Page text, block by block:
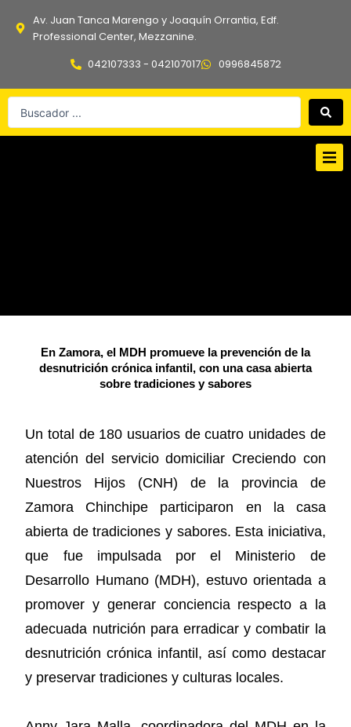
Av. Juan Tanca Marengo y Joaquín Orrantia, Edf.
Professional Center, Mezzanine.
042107333 - 042107017
0996845872
Search
En Zamora, el MDH promueve la prevención de la
desnutrición crónica infantil, con una casa abierta
sobre tradiciones y sabores
Un total de 180 usuarios de cuatro unidades de
atención del servicio domiciliar Creciendo con
Nuestros Hijos (CNH) de la provincia de
Zamora Chinchipe participaron en la casa
abierta de tradiciones y sabores. Esta iniciativa,
que fue impulsada por el Ministerio de
Desarrollo Humano (MDH), estuvo orientada a
promover y generar conciencia respecto a la
adecuada nutrición para erradicar y combatir la
desnutrición crónica infantil, así como destacar
y preservar tradiciones y culturas locales.